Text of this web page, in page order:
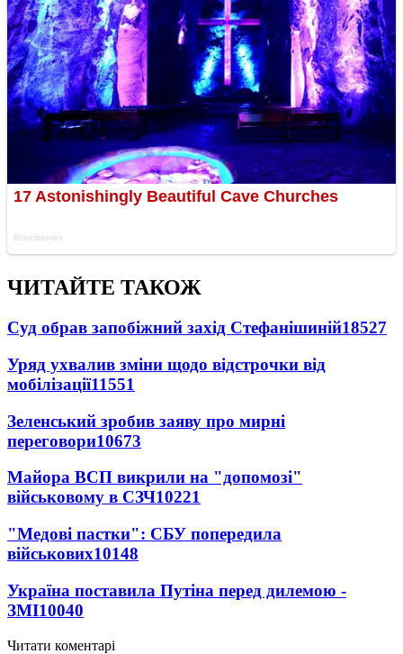
ЧИТАЙТЕ ТАКОЖ
Суд обрав запобіжний захід Стефанішиній18527
Уряд ухвалив зміни щодо відстрочки від
мобілізації11551
Зеленський зробив заяву про мирні
переговори10673
Майора ВСП викрили на "допомозі"
військовому в СЗЧ10221
"Медові пастки": СБУ попередила
військових10148
Україна поставила Путіна перед дилемою -
ЗМІ10040
Читати коментарі